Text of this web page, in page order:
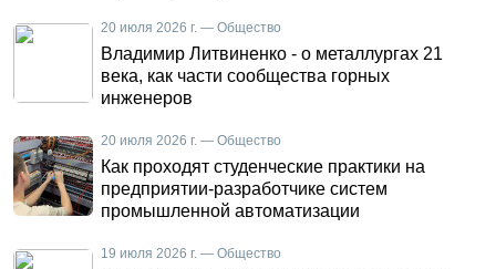
20 июля 2026 г. — Общество
Владимир Литвиненко - о металлургах 21
века, как части сообщества горных
инженеров
20 июля 2026 г. — Общество
Как проходят студенческие практики на
предприятии-разработчике систем
промышленной автоматизации
19 июля 2026 г. — Общество